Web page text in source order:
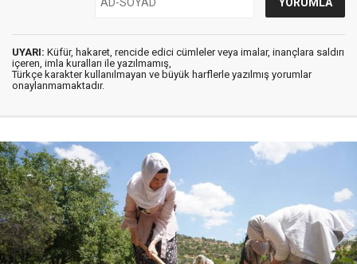
UYARI: Küfür, hakaret, rencide edici cümleler veya imalar, inançlara saldırı
içeren, imla kuralları ile yazılmamış,
Türkçe karakter kullanılmayan ve büyük harflerle yazılmış yorumlar
onaylanmamaktadır.